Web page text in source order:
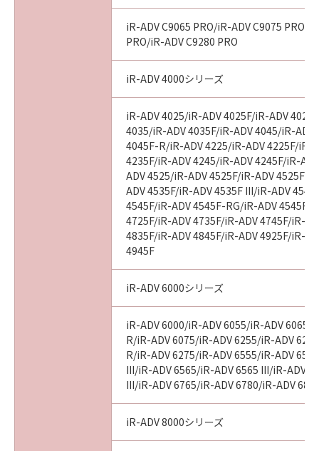
iR-ADV C9065 PRO/iR-ADV C9075 PRO/
PRO/iR-ADV C9280 PRO
iR-ADV 4000シリーズ
iR-ADV 4025/iR-ADV 4025F/iR-ADV
4035/iR-ADV 4035F/iR-ADV 4045/iR-ADV
4045F-R/iR-ADV 4225/iR-ADV 4225F/iR-
4235F/iR-ADV 4245/iR-ADV 4245F/iR-
ADV 4525/iR-ADV 4525F/iR-ADV 4525F
ADV 4535F/iR-ADV 4535F III/iR-ADV
4545F/iR-ADV 4545F-RG/iR-ADV 4545F
4725F/iR-ADV 4735F/iR-ADV 4745F/iR-
4835F/iR-ADV 4845F/iR-ADV 4925F/iR-
4945F
iR-ADV 6000シリーズ
iR-ADV 6000/iR-ADV 6055/iR-ADV 6065/
R/iR-ADV 6075/iR-ADV 6255/iR-ADV
R/iR-ADV 6275/iR-ADV 6555/iR-ADV
III/iR-ADV 6565/iR-ADV 6565 III/iR-ADV
III/iR-ADV 6765/iR-ADV 6780/iR-ADV
iR-ADV 8000シリーズ